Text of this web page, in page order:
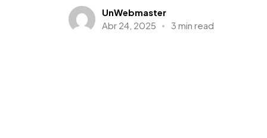
UnWebmaster
Abr 24, 2025
3 min read